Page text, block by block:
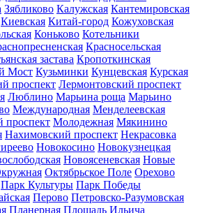
Зябликово Калужская Кантемировская
Киевская Китай-город Кожуховская
Коньково Котельники
Красносельская
застава Кропоткинская
Мост Кузьминки Кунцевская Курская
проспект Лермонтовский проспект
Люблино Марьина роща Марьино
Международная Менделеевская
проспект Молодежная Мякинино
Нахимовский проспект Некрасовка
Новокосино Новокузнецкая
Новоясеневская Новые
Октябрьское Поле Орехово
Парк Культуры Парк Победы
Перово Петровско-Разумовская
Планерная Площадь Ильича